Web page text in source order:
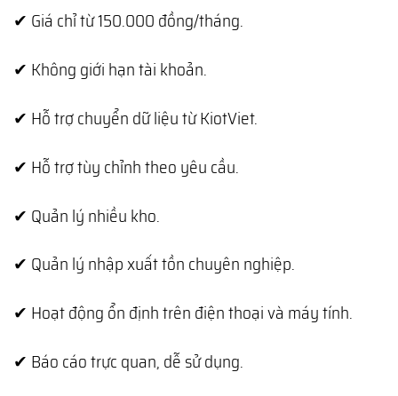
✔ Giá chỉ từ 150.000 đồng/tháng.
✔ Không giới hạn tài khoản.
✔ Hỗ trợ chuyển dữ liệu từ KiotViet.
✔ Hỗ trợ tùy chỉnh theo yêu cầu.
✔ Quản lý nhiều kho.
✔ Quản lý nhập xuất tồn chuyên nghiệp.
✔ Hoạt động ổn định trên điện thoại và máy tính.
✔ Báo cáo trực quan, dễ sử dụng.